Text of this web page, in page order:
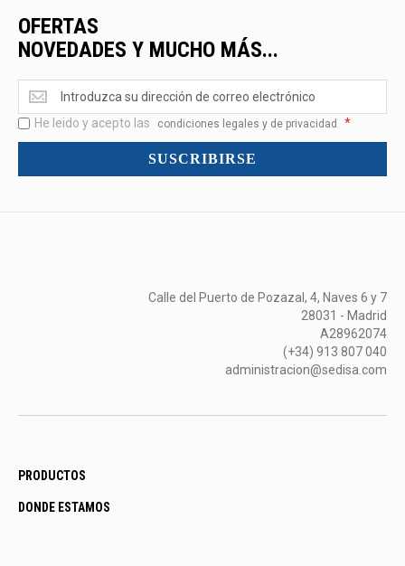
OFERTAS
NOVEDADES Y MUCHO MÁS...
Ofertas
<br>Novedades
y
mucho
He leido y acepto las condiciones legales y de privacidad *
SUSCRIBIRSE
Calle del Puerto de Pozazal, 4, Naves 6 y 7
28031 - Madrid
A28962074
(+34) 913 807 040
administracion@sedisa.com
PRODUCTOS
DONDE ESTAMOS